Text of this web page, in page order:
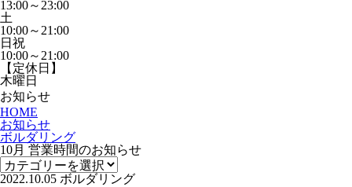
13:00～23:00
土
10:00～21:00
日祝
10:00～21:00
【定休日】
木曜日
お知らせ
HOME
お知らせ
ボルダリング
10月 営業時間のお知らせ
2022.10.05 ボルダリング